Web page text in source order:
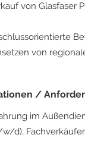
von Glasfaser
von
/
im
d),